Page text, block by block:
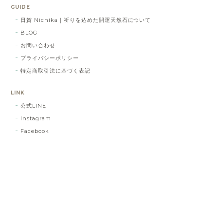
GUIDE
日賀 Nichika｜祈りを込めた開運天然石について
BLOG
お問い合わせ
プライバシーポリシー
特定商取引法に基づく表記
LINK
公式LINE
Instagram
Facebook